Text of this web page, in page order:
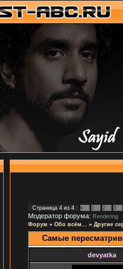
Страница 4из 4 « 1 2 3
Модератор форума: Rendering
Форум » Обо всём... » Другие
Самые
devyatka